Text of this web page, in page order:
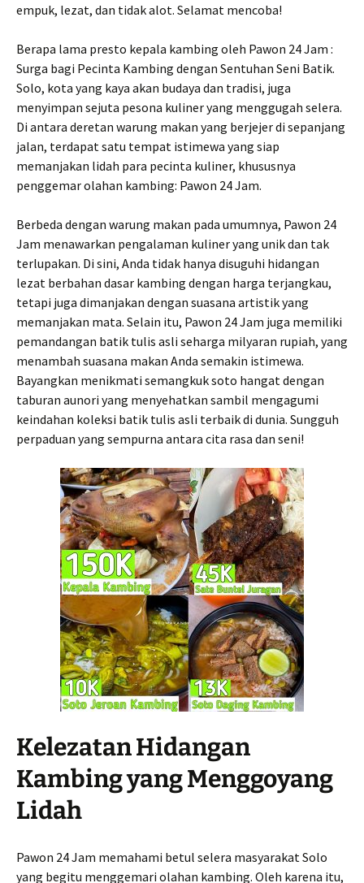
empuk, lezat, dan tidak alot. Selamat mencoba!
Berapa lama presto kepala kambing oleh Pawon 24 Jam :
Surga bagi Pecinta Kambing dengan Sentuhan Seni Batik.
Solo, kota yang kaya akan budaya dan tradisi, juga
menyimpan sejuta pesona kuliner yang menggugah selera.
Di antara deretan warung makan yang berjejer di sepanjang
jalan, terdapat satu tempat istimewa yang siap
memanjakan lidah para pecinta kuliner, khususnya
penggemar olahan kambing: Pawon 24 Jam.
Berbeda dengan warung makan pada umumnya, Pawon 24
Jam menawarkan pengalaman kuliner yang unik dan tak
terlupakan. Di sini, Anda tidak hanya disuguhi hidangan
lezat berbahan dasar kambing dengan harga terjangkau,
tetapi juga dimanjakan dengan suasana artistik yang
memanjakan mata. Selain itu, Pawon 24 Jam juga memiliki
pemandangan batik tulis asli seharga milyaran rupiah, yang
menambah suasana makan Anda semakin istimewa.
Bayangkan menikmati semangkuk soto hangat dengan
taburan aunori yang menyehatkan sambil mengagumi
keindahan koleksi batik tulis asli terbaik di dunia. Sungguh
perpaduan yang sempurna antara cita rasa dan seni!
Kelezatan Hidangan
Kambing yang Menggoyang
Lidah
Pawon 24 Jam memahami betul selera masyarakat Solo
yang begitu menggemari olahan kambing. Oleh karena itu,